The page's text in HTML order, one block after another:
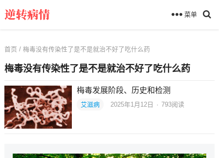
菜单
首页 / 梅毒没有传染性了是不是就治不好了吃什么药
梅毒没有传染性了是不是就治不好了吃什么药
梅毒发展阶段、历史和检测
艾滋病 2025年1月12日 · 793阅读